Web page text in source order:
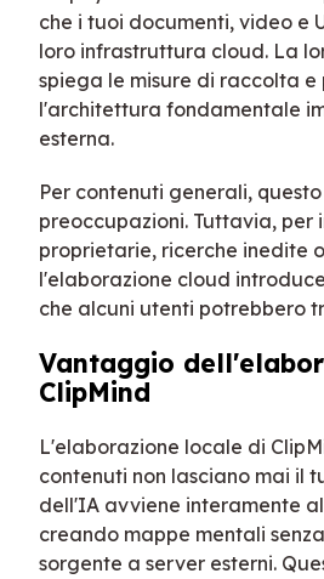
che i tuoi documenti, video e
loro infrastruttura cloud. La
spiega le misure di raccolta
l'architettura fondamentale
esterna.
Per contenuti generali,
preoccupazioni. Tuttavia, per
proprietarie, ricerche inedite
l'elaborazione cloud
che alcuni utenti potrebbero
Vantaggio
ClipMind
L'elaborazione locale di
contenuti non lasciano mai il
dell'IA avviene interamente
creando mappe mentali
sorgente a server esterni.